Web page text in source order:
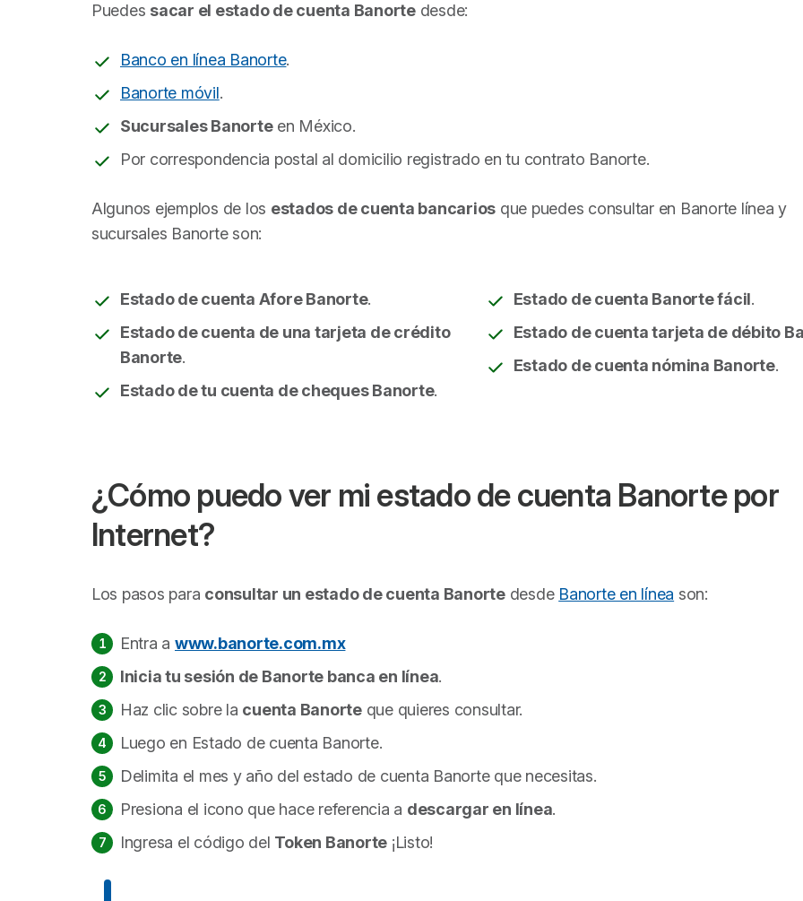
Puedes sacar el estado de cuenta Banortedesde:
Banco en línea Banorte.
Banorte móvil.
Sucursales Banorteen México.
Por correspondencia postal al domicilio registrado en tu contrato Banorte.
Algunos ejemplos de los estados de cuenta bancarios que puedes consultar en Banorte línea y
sucursales Banorte son:
Estado de cuenta Afore Banorte.
Estado de cuenta de una tarjeta de crédito
Banorte.
Estado de tu cuenta de cheques Banorte.
Estado de cuenta Banorte fácil.
Estado de cuenta tarjeta de débito
Estado de cuenta nómina Banorte.
¿Cómo puedo ver mi estado de cuenta Banorte por
Internet?
Los pasos para consultar un estado de cuenta Banortedesde Banorte en línea son:
Entra a www.banorte.com.mx
Inicia tu sesión de Banorte banca en línea.
Haz clic sobre la cuenta Banorteque quieres consultar.
Luego en Estado de cuenta Banorte.
Delimita el mes y año del estado de cuenta Banorte que necesitas.
Presiona el icono que hace referencia a descargar en línea.
Ingresa el código del Token Banorte ¡Listo!